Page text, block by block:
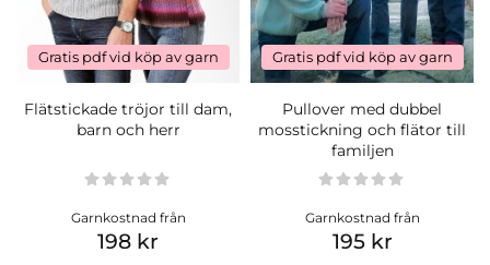
Gratis pdf vid köp av garn
Flätstickade tröjor till dam,
barn och herr
Garnkostnad från
198 kr
Gratis pdf vid köp av garn
Pullover med dubbel
mosstickning och flätor till
familjen
Garnkostnad från
195 kr